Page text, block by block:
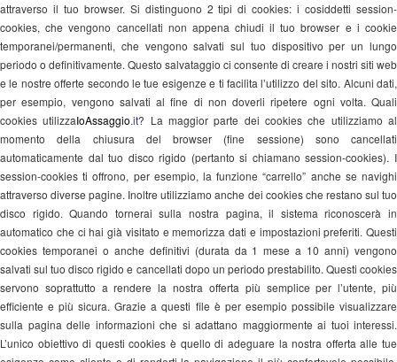
attraverso il tuo browser. Si distinguono 2 tipi di cookies: i cosiddetti session-
cookies, che vengono cancellati non appena chiudi il tuo browser e i cookie
temporanei/permanenti, che vengono salvati sul tuo dispositivo per un lungo
periodo o definitivamente. Questo salvataggio ci consente di creare i nostri siti web
e le nostre offerte secondo le tue esigenze e ti facilita l’utilizzo del sito. Alcuni dati,
per esempio, vengono salvati al fine di non doverli ripetere ogni volta. Quali
cookies utilizzaIoAssaggio.it? La maggior parte dei cookies che utilizziamo al
momento della chiusura del browser (fine sessione) sono cancellati
automaticamente dal tuo disco rigido (pertanto si chiamano session-cookies). I
session-cookies ti offrono, per esempio, la funzione “carrello” anche se navighi
attraverso diverse pagine. Inoltre utilizziamo anche dei cookies che restano sul tuo
disco rigido. Quando tornerai sulla nostra pagina, il sistema riconoscerà in
automatico che ci hai già visitato e memorizza dati e impostazioni preferiti. Questi
cookies temporanei o anche definitivi (durata da 1 mese a 10 anni) vengono
salvati sul tuo disco rigido e cancellati dopo un periodo prestabilito. Questi cookies
servono soprattutto a rendere la nostra offerta più semplice per l’utente, più
efficiente e più sicura. Grazie a questi file è per esempio possibile visualizzare
sulla pagina delle informazioni che si adattano maggiormente ai tuoi interessi.
L’unico obiettivo di questi cookies è quello di adeguare la nostra offerta alle tue